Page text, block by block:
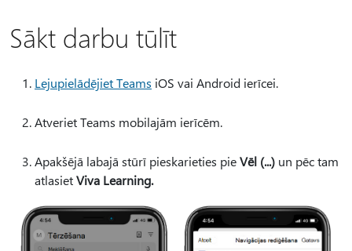
Sākt darbu tūlīt
Lejupielādējiet Teams iOS vai Android ierīcei.
Atveriet Teams mobilajām ierīcēm.
Apakšējā labajā stūrī pieskarieties pieVēl (...) un pēc tam
atlasietViva Learning.